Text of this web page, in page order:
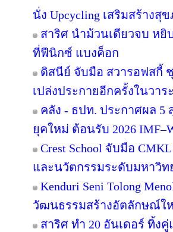
นั่ง Upcycling เสริมสร้างสุ
สาริศ นำม้วนเดียวจบ หยิ
ที่ฟีนิกซ์ แบงค็อก
ดิสนีย์ จับมือ สวารอฟสกี้
เปล่งประกายอีกครั้งในวาร
คลัง - ธปท. ประกาศผล 5
ยุคใหม่ ต้อนรับ 2026
Crest School จับมือ
และนวัตกรรมระดับมหาวิท
Kenduri Seni Tolong
วัฒนธรรมสร้างอัตลักษณ์ใ
สาริศ ทำ 20 อันเดอร์ ทิ้ง